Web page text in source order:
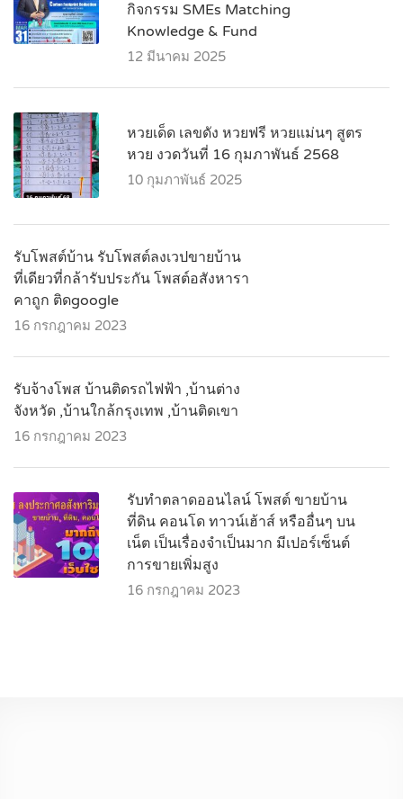
กิจกรรม SMEs Matching
Knowledge & Fund
12 มีนาคม 2025
หวยเด็ด เลขดัง หวยฟรี หวยแม่นๆ สูตร
หวย งวดวันที่ 16 กุมภาพันธ์ 2568
10 กุมภาพันธ์ 2025
รับโพสต์บ้าน รับโพสต์ลงเวปขายบ้าน
ที่เดียวที่กล้ารับประกัน โพสต์อสังหารา
คาถูก ติดgoogle
16 กรกฎาคม 2023
รับจ้างโพส บ้านติดรถไฟฟ้า ,บ้านต่าง
จังหวัด ,บ้านใกล้กรุงเทพ ,บ้านติดเขา
16 กรกฎาคม 2023
รับทำตลาดออนไลน์ โพสต์ ขายบ้าน
ที่ดิน คอนโด ทาวน์เฮ้าส์ หรืออื่นๆ บน
เน็ต เป็นเรื่องจำเป็นมาก มีเปอร์เซ็นต์
การขายเพิ่มสูง
16 กรกฎาคม 2023